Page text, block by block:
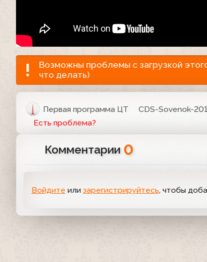
Возможны проблемы с загрузкой
что делать)
Первая программа ЦТ CDS-Sovenok-
Есть проблема?
Комментарии 0
Войдите или зарегистрируйтесь, чтобы